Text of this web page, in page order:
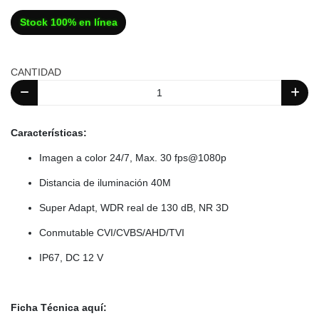
Stock 100% en línea
CANTIDAD
Características:
Imagen a color 24/7, Max. 30 fps@1080p
Distancia de iluminación 40M
Super Adapt, WDR real de 130 dB, NR 3D
Conmutable CVI/CVBS/AHD/TVI
IP67, DC 12 V
Ficha Técnica aquí: